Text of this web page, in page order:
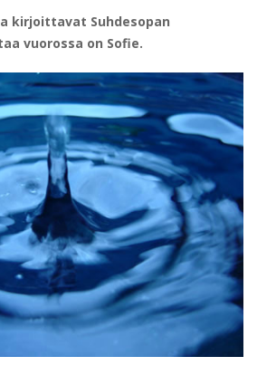
kirjoittavat Suhdesopan
vuorossa on Sofie.